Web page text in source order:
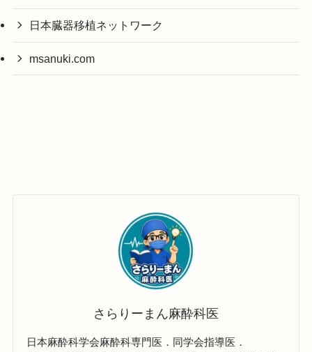
日本臓器移植ネットワーク
msanuki.com
さらりーまん麻酔科医
日本麻酔科学会麻酔科専門医．同学会指導医．